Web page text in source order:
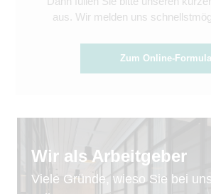
aus. Wir melden uns
Zum Online-
Wir als Arbeitgeber
Viele Gründe, wieso Sie bei